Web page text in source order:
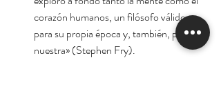
corazón humanos, un filósofo válido
para su propia época y, también, para la
nuestra» (Stephen Fry).